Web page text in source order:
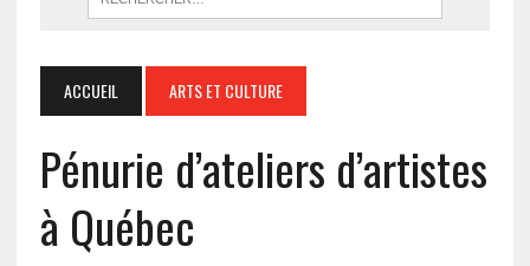
ACCUEIL ARTS ET CULTURE
Pénurie d’ateliers d’artistes
à Québec